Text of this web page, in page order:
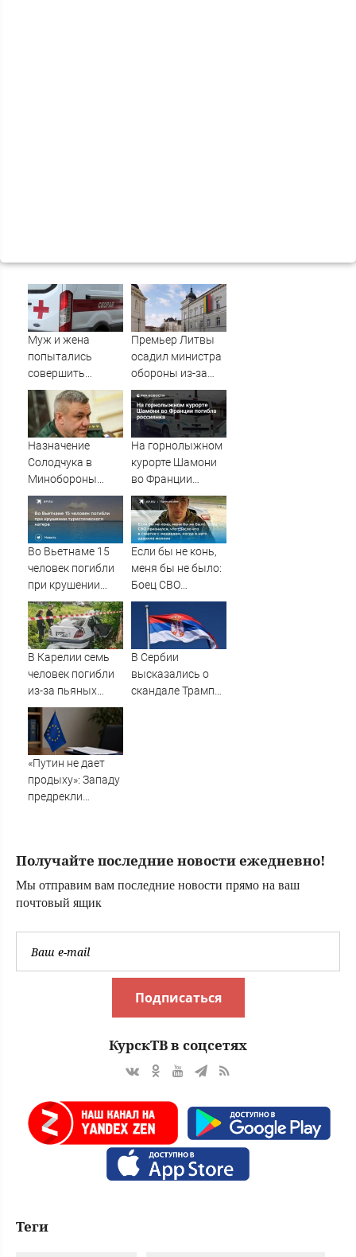
Муж и жена
попытались
совершить
суицид,
предупредив
оперативные
службы
Премьер Литвы
осадил министра
обороны из-за
страшилок о
России
Назначение
Солодчука в
Минобороны
костромичи
встретили с
гордостью
На горнолыжном
курорте Шамони
во Франции
погибла
россиянка
Во Вьетнаме 15
человек погибли
при крушении
туристического
катера
Если бы не конь,
меня бы не было:
Боец СВО
признался, что
спасло его в
схватке с
медведем, когда в
В Карелии семь
человек погибли
из-за пьяных
водителей
В Сербии
высказались о
скандале Трампа
«Путин не дает
продыху»: Западу
предрекли
Получайте последние новости ежедневно!
Мы отправим вам последние новости прямо на ваш
почтовый ящик
Подписаться
КурскТВ в соцсетях
Теги